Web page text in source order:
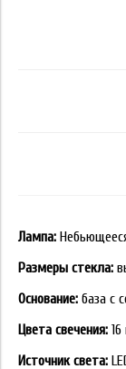
Лампа:
Размеры стекла:
Основание: база с
Цвета свечения:
Источник света: